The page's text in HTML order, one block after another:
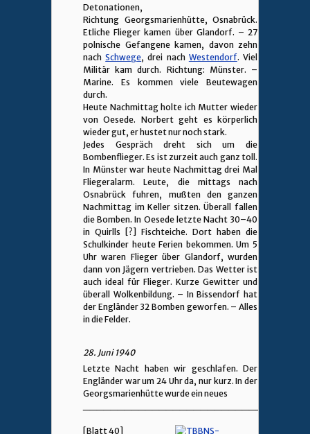
Detonationen,
Richtung Georgsmarienhütte, Osnabrück.
Etliche Flieger kamen über Glandorf. – 27
polnische Gefangene kamen, davon zehn
nachSchwege, drei nach Westendorf. Viel
Militär kam durch. Richtung: Münster. –
Marine. Es kommen viele Beutewagen
durch.
Heute Nachmittag holte ich Mutter wieder
von Oesede. Norbert geht es körperlich
wieder gut, er hustet nur noch stark.
Jedes Gespräch dreht sich um die
Bombenflieger. Es ist zurzeit auch ganz toll.
In Münster war heute Nachmittag drei Mal
Fliegeralarm. Leute, die mittags nach
Osnabrück fuhren, mußten den ganzen
Nachmittag im Keller sitzen. Überall fallen
die Bomben. In Oesede letzte Nacht 30–40
in Quirlls [?] Fischteiche. Dort haben die
Schulkinder heute Ferien bekommen. Um 5
Uhr waren Flieger über Glandorf, wurden
dann von Jägern vertrieben. Das Wetter ist
auch ideal für Flieger. Kurze Gewitter und
überall Wolkenbildung. – In Bissendorf hat
der Engländer 32 Bomben geworfen. – Alles
in die Felder.
28. Juni 1940
Letzte Nacht haben wir geschlafen. Der
Engländer war um 24 Uhr da, nur kurz. In der
Georgsmarienhütte wurde ein neues
[Blatt 40]